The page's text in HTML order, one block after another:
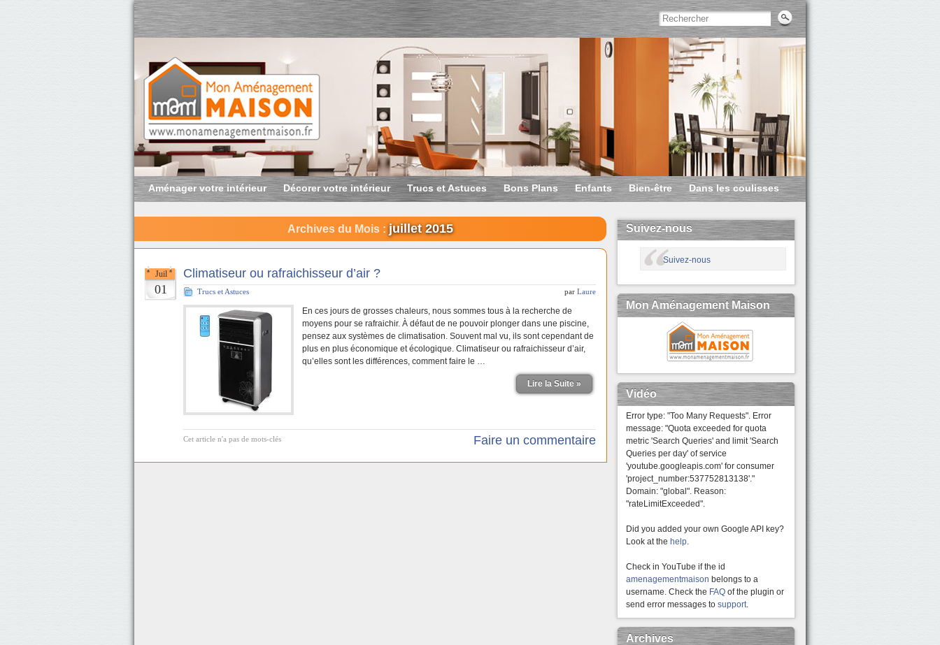
Aménager votre intérieur Décorer votre intérieur Trucs et Astuces Bons Plans Enfants Bien-être Dans les coulisses
Archives du Mois :juillet 2015
Juil
01
Climatiseur ou rafraichisseur d’air ?
Trucs et Astuces par Laure
En ces jours de grosses chaleurs, nous sommes tous à la recherche de
moyens pour se rafraichir. À défaut de ne pouvoir plonger dans une piscine,
pensez aux systèmes de climatisation. Souvent mal vu, ils sont cependant de
plus en plus économique et écologique. Climatiseur ou rafraichisseur d’air,
qu’elles sont les différences, comment faire le …
Lire la Suite »
Cet article n'a pas de mots-clés Faire un commentaire
Suivez-nous
Suivez-nous
Mon Aménagement Maison
Vidéo
Error type: "Too Many Requests". Error
message: "Quota exceeded for quota
metric 'Search Queries' and limit 'Search
Queries per day' of service
'youtube.googleapis.com' for consumer
'project_number:537752813138'."
Domain: "global". Reason:
"rateLimitExceeded".
Did you added your own Google API key?
Look at the help.
Check in YouTube if the id
amenagementmaison belongs to a
username. Check the FAQ of the plugin or
send error messages to support.
Archives